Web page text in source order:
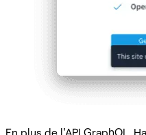
‍En plus de l'API GraphQL,